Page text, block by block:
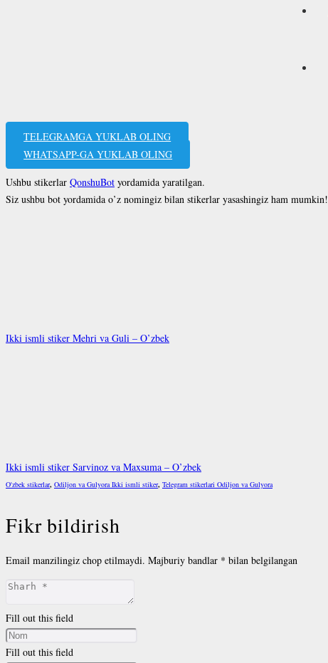
TELEGRAMGA YUKLAB OLING
WHATSAPP-GA YUKLAB OLING
Ushbu stikerlar QonshuBot yordamida yaratilgan.
Siz ushbu bot yordamida o’z nomingiz bilan stikerlar yasashingiz ham mumkin!
Ikki ismli stiker Mehri va Guli – O’zbek
Ikki ismli stiker Sarvinoz va Maxsuma – O’zbek
O'zbek stikerlar, Odiljon va Gulyora Ikki ismli stiker, Telegram stikerlari Odiljon va Gulyora
Fikr bildirish
Email manzilingiz chop etilmaydi. Majburiy bandlar * bilan belgilangan
Fill out this field
Fill out this field